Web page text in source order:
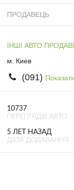
ПРОДАВЕЦЬ
ІНШІ АВТО
м. Киев
(091) Показати
10737
ПЕРЕГЛЯДІВ АВТО
5 ЛЕТ НАЗАД
ДАТА ДОДАВАННЯ